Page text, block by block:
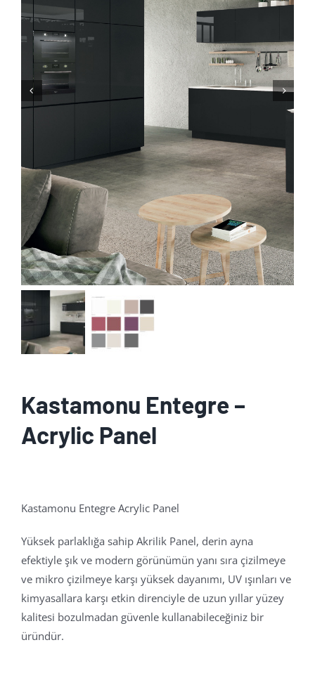
Kastamonu Entegre –
Acrylic Panel
Kastamonu Entegre Acrylic Panel
Yüksek parlaklığa sahip Akrilik Panel, derin ayna
efektiyle şık ve modern görünümün yanı sıra çizilmeye
ve mikro çizilmeye karşı yüksek dayanımı, UV ışınları ve
kimyasallara karşı etkin direnciyle de uzun yıllar yüzey
kalitesi bozulmadan güvenle kullanabileceğiniz bir
üründür.